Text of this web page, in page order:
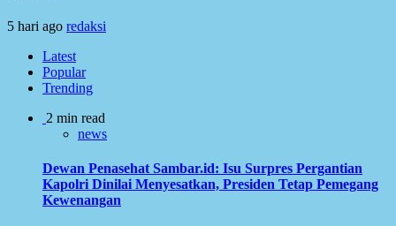
5 hari ago redaksi
Latest
Popular
Trending
2 min read
news
Dewan Penasehat Sambar.id: Isu Surpres Pergantian
Kapolri Dinilai Menyesatkan, Presiden Tetap Pemegang
Kewenangan